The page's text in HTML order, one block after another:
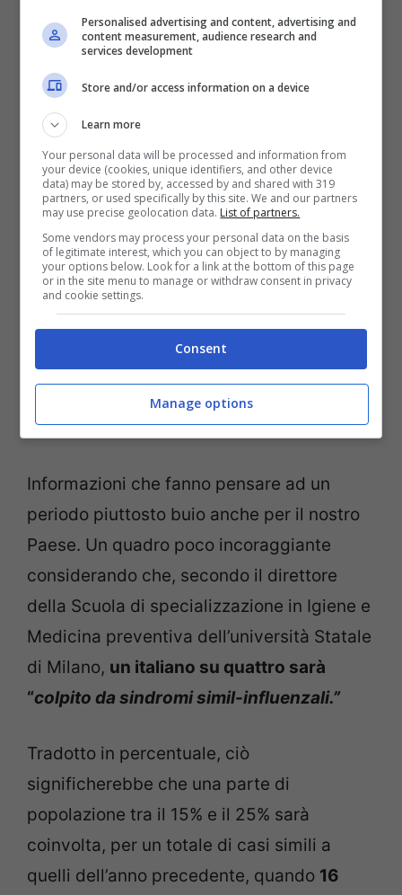
“Stagione influenzale pesante”: le parole del virologo –
viagginews.com
Il continente è reduce, stando a quanto
rivelato dall’esperto, da tre stagioni
difficili. L’ultima in particolar modo,
corrispondente alla prossima in arrivo in
Europa, è stata caratterizzata dalla
presenza incisiva dei virus A/H3N2 e
B/Victoria.
Informazioni che fanno pensare ad un
periodo piuttosto buio anche per il nostro
Paese. Un quadro poco incoraggiante
considerando che, secondo il direttore
della Scuola di specializzazione in Igiene e
Medicina preventiva dell’università Statale
di Milano, un italiano su quattro sarà
“colpito da sindromi simil-influenzali.”
Tradotto in percentuale, ciò
significherebbe che una parte di
popolazione tra il 15% e il 25% sarà
coinvolta, per un totale di casi simili a
quelli dell’anno precedente, quando 16
Personalised advertising and content, advertising and
content measurement, audience research and
services development
Store and/or access information on a device
Learn more
Your personal data will be processed and information from
your device (cookies, unique identifiers, and other device
data) may be stored by, accessed by and shared with 319
partners, or used specifically by this site. We and our partners
may use precise geolocation data. List of partners.
Some vendors may process your personal data on the basis
of legitimate interest, which you can object to by managing
your options below. Look for a link at the bottom of this page
or in the site menu to manage or withdraw consent in privacy
and cookie settings.
Consent
Manage options